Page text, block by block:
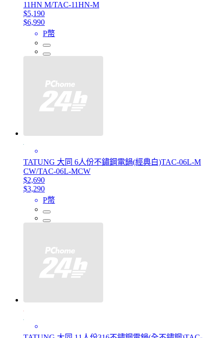
11HN M/TAC-11HN-M
$5,190
$6,990
P幣
TATUNG 大同 6人份不鏽鋼電鍋(經典白)TAC-06L-M
CW/TAC-06L-MCW
$2,690
$3,290
P幣